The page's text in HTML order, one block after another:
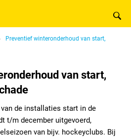
Preventief winteronderhoud van start,
van start,
de installaties start in de
t/m december uitgevoerd,
van bijv. hockeyclubs. Bij